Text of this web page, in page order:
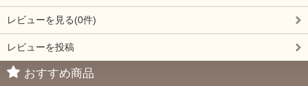
レビューを見る(0件)
レビューを投稿
おすすめ商品